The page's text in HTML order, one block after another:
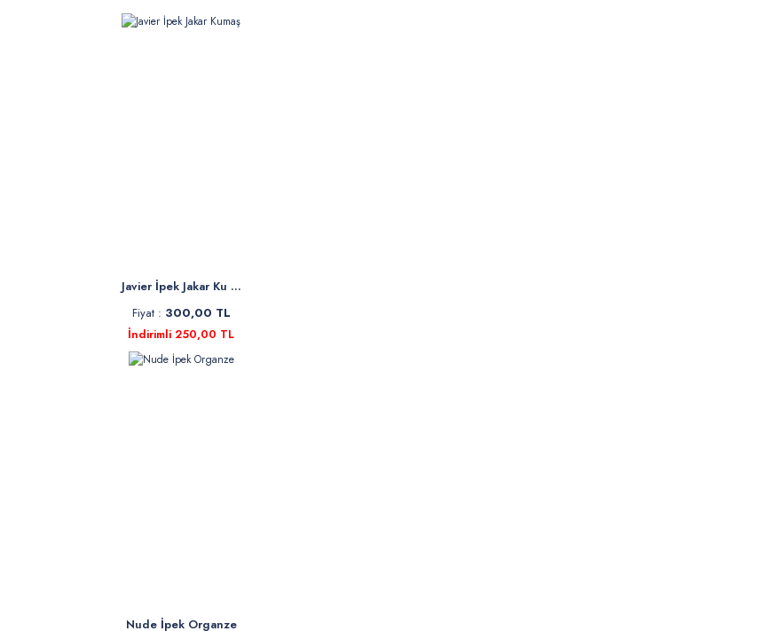
Javier İpek Jakar Ku ...
Fiyat : 300,00 TL
İndirimli 250,00 TL
Nude İpek Organze